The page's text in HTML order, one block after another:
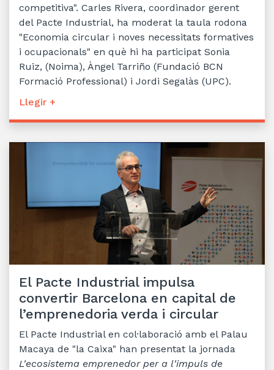
competitiva". Carles Rivera, coordinador gerent
del Pacte Industrial, ha moderat la taula rodona
"Economia circular i noves necessitats formatives
i ocupacionals" en què hi ha participat Sonia
Ruiz, (Noima), Àngel Tarriño (Fundació BCN
Formació Professional) i Jordi Segalàs (UPC).
Llegir +
El Pacte Industrial impulsa
convertir Barcelona en capital de
l’emprenedoria verda i circular
El Pacte Industrial en col·laboració amb el Palau
Macaya de "la Caixa" han presentat la jornada
L'ecosistema emprenedor per a l'impuls de